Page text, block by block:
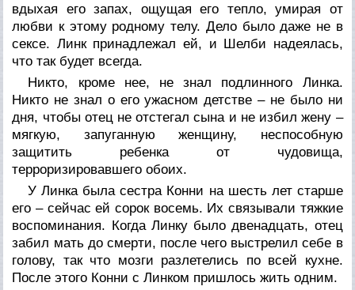
вдыхая его запах, ощущая его тепло, умирая от
любви к этому родному телу. Дело было даже не в
сексе. Линк принадлежал ей, и Шелби надеялась,
что так будет всегда.
Никто, кроме нее, не знал подлинного Линка.
Никто не знал о его ужасном детстве – не было ни
дня, чтобы отец не отстегал сына и не избил жену –
мягкую, запуганную женщину, неспособную
защитить ребенка от чудовища,
терроризировавшего обоих.
У Линка была сестра Конни на шесть лет старше
его – сейчас ей сорок восемь. Их связывали тяжкие
воспоминания. Когда Линку было двенадцать, отец
забил мать до смерти, после чего выстрелил себе в
голову, так что мозги разлетелись по всей кухне.
После этого Конни с Линком пришлось жить одним.